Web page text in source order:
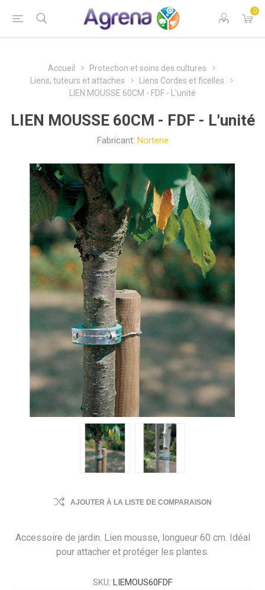
0
Accueil
Protection et soins des cultures
Liens, tuteurs et attaches
Liens Cordes et ficelles
LIEN MOUSSE 60CM - FDF - L'unité
LIEN MOUSSE 60CM - FDF - L'unité
Fabricant: Nortene
AJOUTER À LA LISTE DE COMPARAISON
Accessoire de jardin. Lien mousse, longueur 60 cm. Idéal
pour attacher et protéger les plantes.
SKU: LIEMOUS60FDF